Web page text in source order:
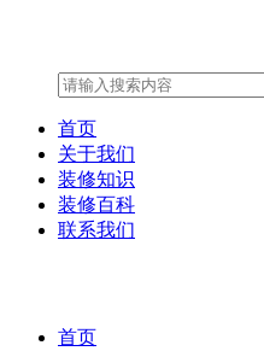
首页
关于我们
装修知识
装修百科
联系我们
首页